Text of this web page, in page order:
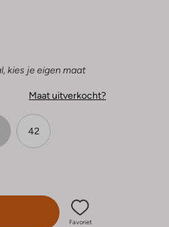
kies je eigen maat
Maat uitverkocht?
42
Favoriet